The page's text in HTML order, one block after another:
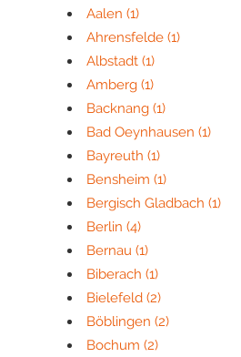
Aalen (1)
Ahrensfelde (1)
Albstadt (1)
Amberg (1)
Backnang (1)
Bad Oeynhausen (1)
Bayreuth (1)
Bensheim (1)
Bergisch Gladbach (1)
Berlin (4)
Bernau (1)
Biberach (1)
Bielefeld (2)
Böblingen (2)
Bochum (2)